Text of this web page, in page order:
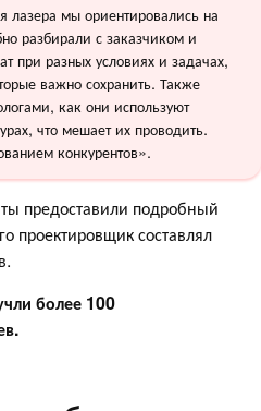
мы ориентировались на
разбирали с заказчиком и
при разных условиях и задачах,
важно сохранить. Также
как они используют
что мешает их проводить.
конкурентов».
предоставили подробный
проектировщик составлял
более 100